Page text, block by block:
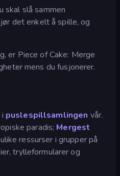
skal slå sammen
det enkelt å spille, og
er Piece of Cake: Merge
mens du fusjonerer.
puslespillsamlingen vår.
paradis; Mergest
ressurser i grupper på
trylleformularer og